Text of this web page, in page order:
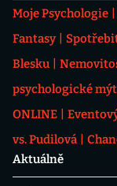
Moje Psychologie
Fantasy
Blesku
psychologické
ONLINE
vs. Pudilová
Aktuálně